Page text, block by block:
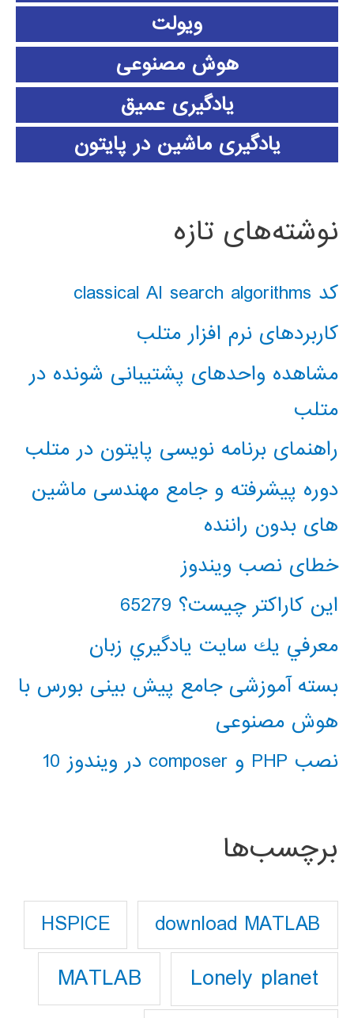
ویولت
هوش مصنوعی
یادگیری عمیق
یادگیری ماشین در پایتون
نوشته‌های تازه
کد classical AI search algorithms
کاربردهای نرم افزار متلب
مشاهده واحدهای پشتیبانی شونده در
متلب
راهنمای برنامه نویسی پایتون در متلب
دوره پیشرفته و جامع مهندسی ماشین
های بدون راننده
خطای نصب ویندوز
این کاراکتر چیست؟ 65279
معرفي يك سايت يادگيري زبان
بسته آموزشی جامع پیش بینی بورس با
هوش مصنوعی
نصب PHP و composer در ویندوز 10
برچسب‌ها
download MATLAB
HSPICE
Lonely planet
MATLAB